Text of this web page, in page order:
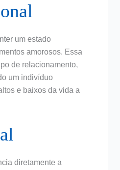
um estado
amorosos. Essa
de relacionamento,
um indivíduo
e baixos da vida a
diretamente a